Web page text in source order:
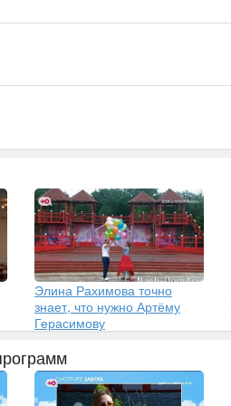
Элина Рахимова точно
знает, что нужно Артёму
Герасимову